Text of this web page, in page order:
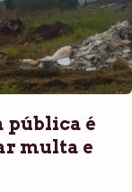
pública é
multa e